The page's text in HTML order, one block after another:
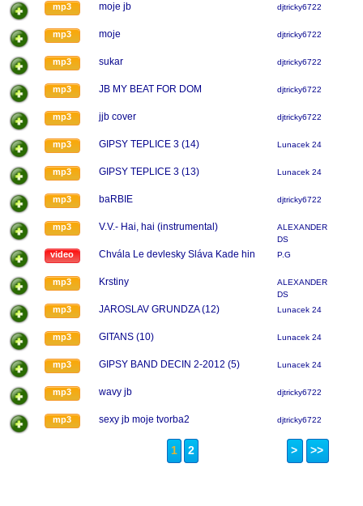
mp3 moje jb djtricky6722
mp3 moje djtricky6722
mp3 sukar djtricky6722
mp3 JB MY BEAT FOR DOM djtricky6722
mp3 jjb cover djtricky6722
mp3 GIPSY TEPLICE 3 (14) Lunacek 24
mp3 GIPSY TEPLICE 3 (13) Lunacek 24
mp3 baRBIE djtricky6722
mp3 V.V.- Hai, hai (instrumental)
ALEXANDER
DS
video Chvála Le devlesky Sláva Kade hin P.G
mp3 Krstiny
ALEXANDER
DS
mp3 JAROSLAV GRUNDZA (12) Lunacek 24
mp3 GITANS (10) Lunacek 24
mp3 GIPSY BAND DECIN 2-2012 (5) Lunacek 24
mp3 wavy jb djtricky6722
mp3 sexy jb moje tvorba2 djtricky6722
1 2 > >>